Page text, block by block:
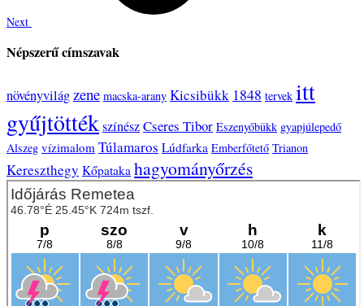
Next
Népszerű címszavak
növényvilág zene macska-arany Kicsibükk 1848 tervek itt
gyűjtöttékszínészCseres Tibor Eszenyőbükk gyapjúlepedő
Alszeg vízimalom Túlamaros Lúdfarka Emberfőtető Trianon
Kereszthegy Kőpataka hagyományőrzés